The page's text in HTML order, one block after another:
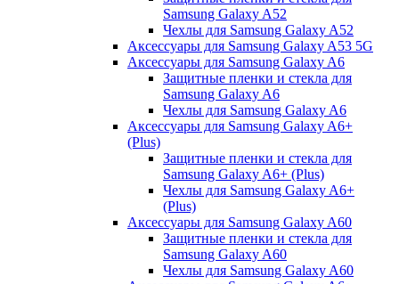
Samsung Galaxy A52
Чехлы для Samsung Galaxy A52
Аксессуары для Samsung Galaxy A53 5G
Аксессуары для Samsung Galaxy A6
Защитные пленки и стекла для
Samsung Galaxy A6
Чехлы для Samsung Galaxy A6
Аксессуары для Samsung Galaxy A6+
(Plus)
Защитные пленки и стекла для
Samsung Galaxy A6+ (Plus)
Чехлы для Samsung Galaxy A6+
(Plus)
Аксессуары для Samsung Galaxy A60
Защитные пленки и стекла для
Samsung Galaxy A60
Чехлы для Samsung Galaxy A60